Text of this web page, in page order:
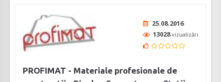
25.08.2016
13028vizualizări
PROFIMAT - Materiale profesionale de